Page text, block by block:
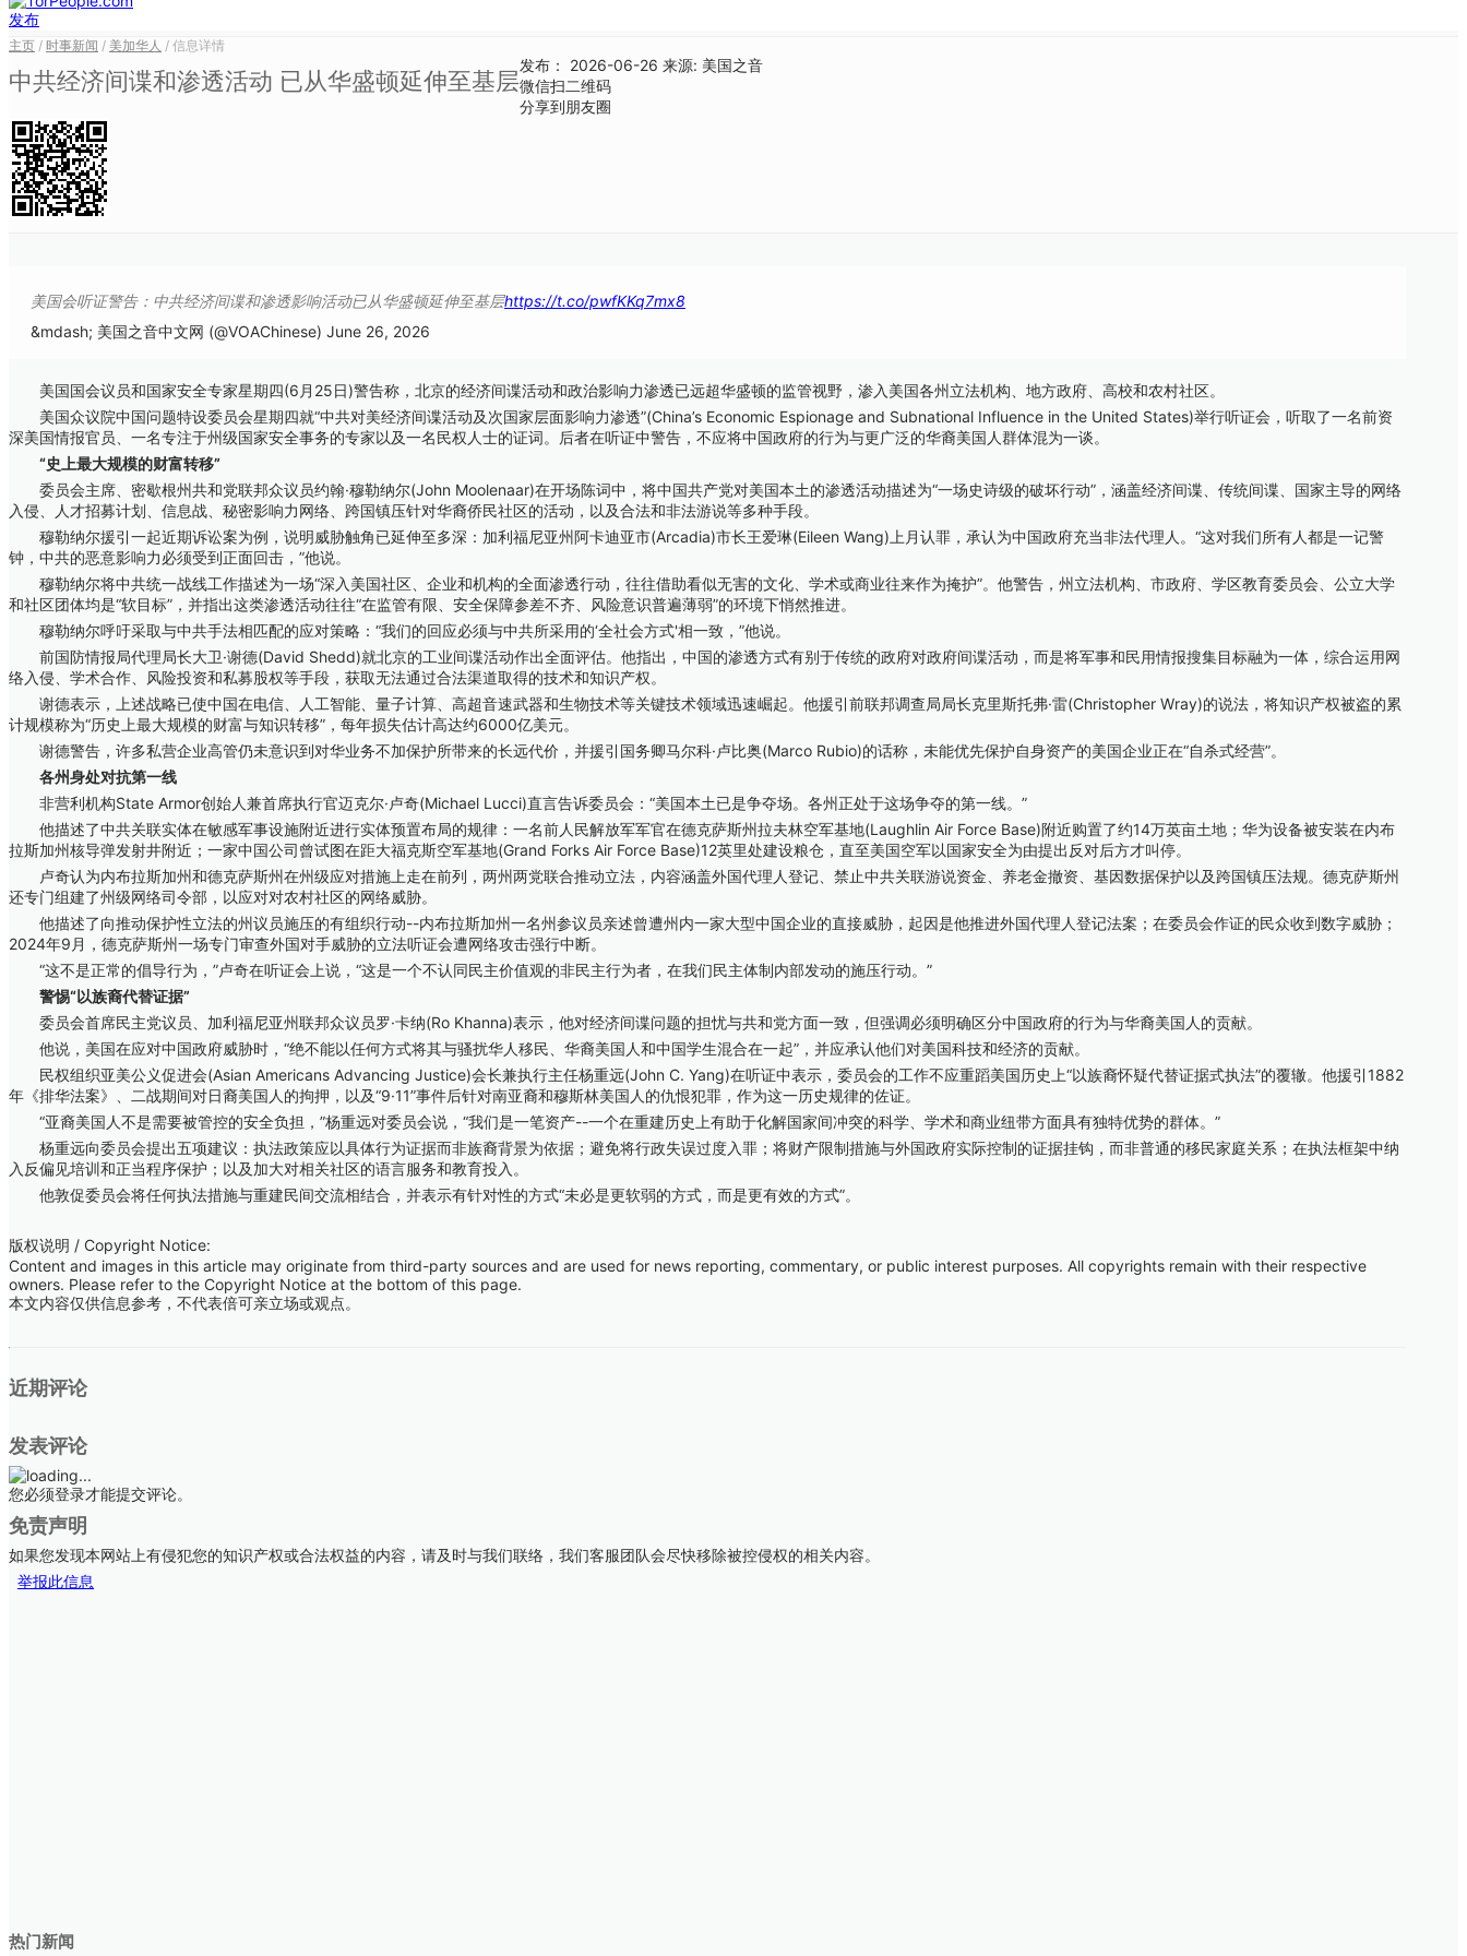
发布
主页 / 时事新闻 / 美加华人 / 信息详情
中共经济间谍和渗透活动 已从华盛顿延伸至基层发布： 2026-06-26 来源: 美国之音
微信扫二维码
分享到朋友圈
美国会听证警告：中共经济间谍和渗透影响活动已从华盛顿延伸至基层https://t.co/pwfKKq7mx8
&mdash; 美国之音中文网 (@VOAChinese) June 26, 2026
美国国会议员和国家安全专家星期四(6月25日)警告称，北京的经济间谍活动和政治影响力渗透已远超华盛顿的监管视野，渗入美国各州立法机构、地方政府、高校和农村社区。
美国众议院中国问题特设委员会星期四就“中共对美经济间谍活动及次国家层面影响力渗透”(China’s Economic Espionage and Subnational Influence in the United States)举行听证会，听取了一名前资
深美国情报官员、一名专注于州级国家安全事务的专家以及一名民权人士的证词。后者在听证中警告，不应将中国政府的行为与更广泛的华裔美国人群体混为一谈。
“史上最大规模的财富转移”
委员会主席、密歇根州共和党联邦众议员约翰·穆勒纳尔(John Moolenaar)在开场陈词中，将中国共产党对美国本土的渗透活动描述为“一场史诗级的破坏行动”，涵盖经济间谍、传统间谍、国家主导的网络
入侵、人才招募计划、信息战、秘密影响力网络、跨国镇压针对华裔侨民社区的活动，以及合法和非法游说等多种手段。
穆勒纳尔援引一起近期诉讼案为例，说明威胁触角已延伸至多深：加利福尼亚州阿卡迪亚市(Arcadia)市长王爱琳(Eileen Wang)上月认罪，承认为中国政府充当非法代理人。“这对我们所有人都是一记警
钟，中共的恶意影响力必须受到正面回击，”他说。
穆勒纳尔将中共统一战线工作描述为一场“深入美国社区、企业和机构的全面渗透行动，往往借助看似无害的文化、学术或商业往来作为掩护”。他警告，州立法机构、市政府、学区教育委员会、公立大学
和社区团体均是“软目标”，并指出这类渗透活动往往“在监管有限、安全保障参差不齐、风险意识普遍薄弱”的环境下悄然推进。
穆勒纳尔呼吁采取与中共手法相匹配的应对策略：“我们的回应必须与中共所采用的‘全社会方式'相一致，”他说。
前国防情报局代理局长大卫·谢德(David Shedd)就北京的工业间谍活动作出全面评估。他指出，中国的渗透方式有别于传统的政府对政府间谍活动，而是将军事和民用情报搜集目标融为一体，综合运用网
络入侵、学术合作、风险投资和私募股权等手段，获取无法通过合法渠道取得的技术和知识产权。
谢德表示，上述战略已使中国在电信、人工智能、量子计算、高超音速武器和生物技术等关键技术领域迅速崛起。他援引前联邦调查局局长克里斯托弗·雷(Christopher Wray)的说法，将知识产权被盗的累
计规模称为“历史上最大规模的财富与知识转移”，每年损失估计高达约6000亿美元。
谢德警告，许多私营企业高管仍未意识到对华业务不加保护所带来的长远代价，并援引国务卿马尔科·卢比奥(Marco Rubio)的话称，未能优先保护自身资产的美国企业正在“自杀式经营”。
各州身处对抗第一线
非营利机构State Armor创始人兼首席执行官迈克尔·卢奇(Michael Lucci)直言告诉委员会：“美国本土已是争夺场。各州正处于这场争夺的第一线。”
他描述了中共关联实体在敏感军事设施附近进行实体预置布局的规律：一名前人民解放军军官在德克萨斯州拉夫林空军基地(Laughlin Air Force Base)附近购置了约14万英亩土地；华为设备被安装在内布
拉斯加州核导弹发射井附近；一家中国公司曾试图在距大福克斯空军基地(Grand Forks Air Force Base)12英里处建设粮仓，直至美国空军以国家安全为由提出反对后方才叫停。
卢奇认为内布拉斯加州和德克萨斯州在州级应对措施上走在前列，两州两党联合推动立法，内容涵盖外国代理人登记、禁止中共关联游说资金、养老金撤资、基因数据保护以及跨国镇压法规。德克萨斯州
还专门组建了州级网络司令部，以应对对农村社区的网络威胁。
他描述了向推动保护性立法的州议员施压的有组织行动--内布拉斯加州一名州参议员亲述曾遭州内一家大型中国企业的直接威胁，起因是他推进外国代理人登记法案；在委员会作证的民众收到数字威胁；
2024年9月，德克萨斯州一场专门审查外国对手威胁的立法听证会遭网络攻击强行中断。
“这不是正常的倡导行为，”卢奇在听证会上说，“这是一个不认同民主价值观的非民主行为者，在我们民主体制内部发动的施压行动。”
警惕“以族裔代替证据”
委员会首席民主党议员、加利福尼亚州联邦众议员罗·卡纳(Ro Khanna)表示，他对经济间谍问题的担忧与共和党方面一致，但强调必须明确区分中国政府的行为与华裔美国人的贡献。
他说，美国在应对中国政府威胁时，“绝不能以任何方式将其与骚扰华人移民、华裔美国人和中国学生混合在一起”，并应承认他们对美国科技和经济的贡献。
民权组织亚美公义促进会(Asian Americans Advancing Justice)会长兼执行主任杨重远(John C. Yang)在听证中表示，委员会的工作不应重蹈美国历史上“以族裔怀疑代替证据式执法”的覆辙。他援引1882
年《排华法案》、二战期间对日裔美国人的拘押，以及“9·11”事件后针对南亚裔和穆斯林美国人的仇恨犯罪，作为这一历史规律的佐证。
“亚裔美国人不是需要被管控的安全负担，”杨重远对委员会说，“我们是一笔资产--一个在重建历史上有助于化解国家间冲突的科学、学术和商业纽带方面具有独特优势的群体。”
杨重远向委员会提出五项建议：执法政策应以具体行为证据而非族裔背景为依据；避免将行政失误过度入罪；将财产限制措施与外国政府实际控制的证据挂钩，而非普通的移民家庭关系；在执法框架中纳
入反偏见培训和正当程序保护；以及加大对相关社区的语言服务和教育投入。
他敦促委员会将任何执法措施与重建民间交流相结合，并表示有针对性的方式“未必是更软弱的方式，而是更有效的方式”。
版权说明 / Copyright Notice:
Content and images in this article may originate from third-party sources and are used for news reporting, commentary, or public interest purposes. All copyrights remain with their respective
owners. Please refer to the Copyright Notice at the bottom of this page.
本文内容仅供信息参考，不代表倍可亲立场或观点。
近期评论
发表评论
您必须登录才能提交评论。
免责声明
如果您发现本网站上有侵犯您的知识产权或合法权益的内容，请及时与我们联络，我们客服团队会尽快移除被控侵权的相关内容。
举报此信息
热门新闻